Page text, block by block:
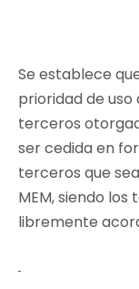
Se establece
prioridad de
terceros
ser cedida en
terceros que
MEM, siendo
libremente